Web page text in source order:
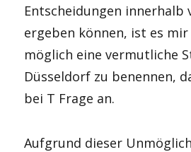
Entscheidungen innerhalb
ergeben können, ist es
möglich eine vermutliche
Düsseldorf zu benennen,
bei T Frage an.
Aufgrund dieser